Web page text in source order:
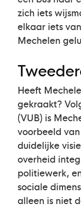
zich iets
elkaar iets
Mechelen
Heeft
gekraakt?
(VUB) is
voorbeeld
duidelijke
overheid
politiewerk,
sociale
alleen is niet